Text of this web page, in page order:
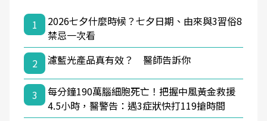
1
2026七夕什麼時候？七夕日期、由來與3習俗8
禁忌一次看
2
濾藍光產品真有效？ 醫師告訴你
3
每分鐘190萬腦細胞死亡！把握中風黃金救援
4.5小時，醫警告：遇3症狀快打119搶時間